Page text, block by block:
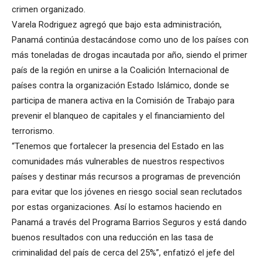
crimen organizado.
Varela Rodriguez agregó que bajo esta administración,
Panamá continúa destacándose como uno de los países con
más toneladas de drogas incautada por año, siendo el primer
país de la región en unirse a la Coalición Internacional de
países contra la organización Estado Islámico, donde se
participa de manera activa en la Comisión de Trabajo para
prevenir el blanqueo de capitales y el financiamiento del
terrorismo.
“Tenemos que fortalecer la presencia del Estado en las
comunidades más vulnerables de nuestros respectivos
países y destinar más recursos a programas de prevención
para evitar que los jóvenes en riesgo social sean reclutados
por estas organizaciones. Así lo estamos haciendo en
Panamá a través del Programa Barrios Seguros y está dando
buenos resultados con una reducción en las tasa de
criminalidad del país de cerca del 25%”, enfatizó el jefe del